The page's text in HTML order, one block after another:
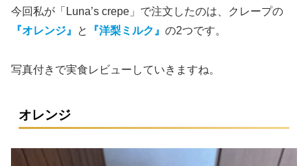
今回私が「Luna’s crepe」で注文したのは、クレープの
『オレンジ』
と 『洋梨ミルク』 の2つです。
写真付きで実食レビューしていきますね。
オレンジ